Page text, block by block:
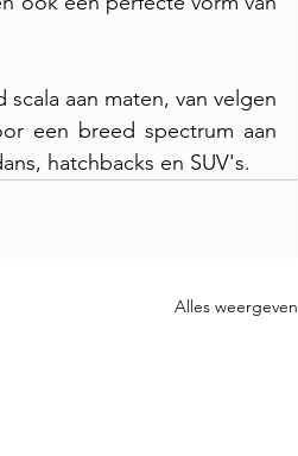
aan maten, van velgen
een breed spectrum aan
hatchbacks en SUV's.
Alles weergeven